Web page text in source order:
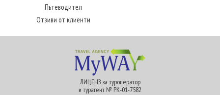
Пътеводител
Отзиви от клиенти
ЛИЦЕНЗ за туроператор
и турагент № РК-01-7582